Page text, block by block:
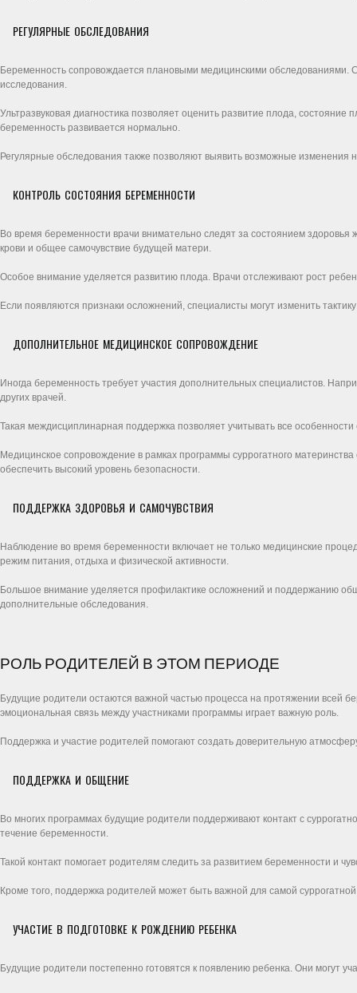
РЕГУЛЯРНЫЕ ОБСЛЕДОВАНИЯ
Беременность сопровождается плановыми медицинскими обследованиями.
исследования.
Ультразвуковая диагностика позволяет оценить развитие плода,
беременность развивается нормально.
Регулярные обследования также позволяют выявить возможные
КОНТРОЛЬ СОСТОЯНИЯ БЕРЕМЕННОСТИ
Во время беременности врачи внимательно следят за состоянием
крови и общее самочувствие будущей матери.
Особое внимание уделяется развитию плода. Врачи отслеживают рост
Если появляются признаки осложнений, специалисты могут изменить
ДОПОЛНИТЕЛЬНОЕ МЕДИЦИНСКОЕ СОПРОВОЖДЕНИЕ
Иногда беременность требует участия дополнительных специалистов.
других врачей.
Такая междисциплинарная поддержка позволяет учитывать все
Медицинское сопровождение в рамках программы суррогатного
обеспечить высокий уровень безопасности.
ПОДДЕРЖКА ЗДОРОВЬЯ И САМОЧУВСТВИЯ
Наблюдение во время беременности включает не только медицинские
режим питания, отдыха и физической активности.
Большое внимание уделяется профилактике осложнений и поддержанию
дополнительные обследования.
РОЛЬ РОДИТЕЛЕЙ В ЭТОМ ПЕРИОДЕ
Будущие родители остаются важной частью процесса на протяжении всей
эмоциональная связь между участниками программы играет важную роль.
Поддержка и участие родителей помогают создать доверительную
ПОДДЕРЖКА И ОБЩЕНИЕ
Во многих программах будущие родители поддерживают контакт с
течение беременности.
Такой контакт помогает родителям следить за развитием беременности и
Кроме того, поддержка родителей может быть важной для самой
УЧАСТИЕ В ПОДГОТОВКЕ К РОЖДЕНИЮ РЕБЕНКА
Будущие родители постепенно готовятся к появлению ребенка. Они могут